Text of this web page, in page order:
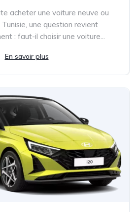
acheter une voiture neuve ou
Tunisie, une question revient
: faut-il choisir une voiture...
En savoir plus